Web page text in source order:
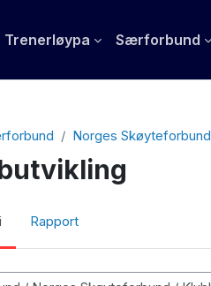
Trenerløypa Særforbund
Norges Skøyteforbund
Rapport